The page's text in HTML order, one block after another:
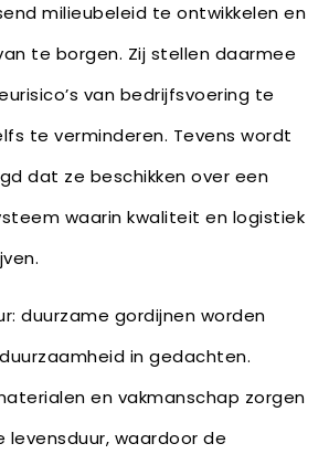
milieubeleid te ontwikkelen en
te borgen. Zij stellen daarmee
van bedrijfsvoering te
te verminderen. Tevens wordt
dat ze beschikken over een
waarin kwaliteit en logistiek
duurzame gordijnen worden
in gedachten.
en vakmanschap zorgen
levensduur, waardoor de